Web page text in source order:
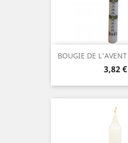
BOUGIE DE
Prix
3,82 €